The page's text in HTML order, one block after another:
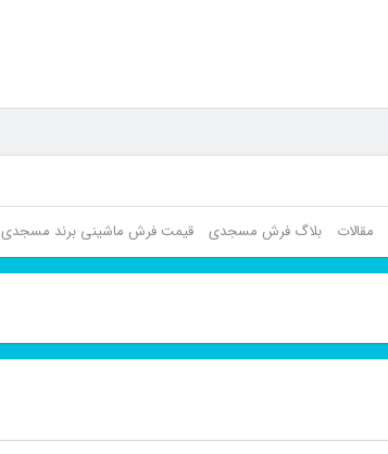
مقالات بلاگ فرش مسجدی قیمت فرش ماشینی برند مسجدی